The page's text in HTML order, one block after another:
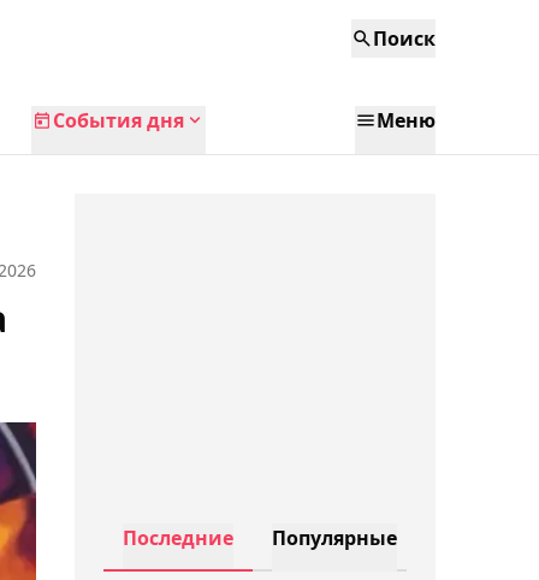
Поиск
События дня Меню
Последние Популярные